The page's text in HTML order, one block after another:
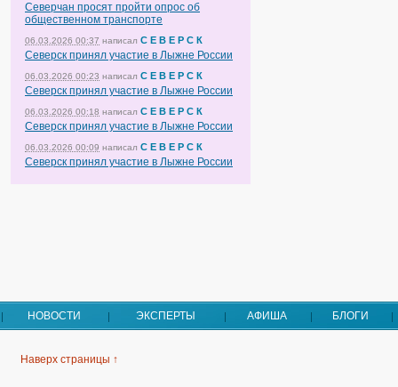
Северчан просят пройти опрос об
общественном транспорте
06.03.2026 00:37 написал С Е В Е Р С К
Северск принял участие в Лыжне России
06.03.2026 00:23 написал С Е В Е Р С К
Северск принял участие в Лыжне России
06.03.2026 00:18 написал С Е В Е Р С К
Северск принял участие в Лыжне России
06.03.2026 00:09 написал С Е В Е Р С К
Северск принял участие в Лыжне России
НОВОСТИ ЭКСПЕРТЫ АФИША БЛОГИ
Наверх страницы ↑